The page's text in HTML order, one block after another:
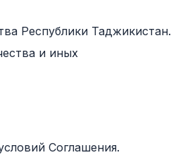
Республики Таджикистан.
и иных
Соглашения.